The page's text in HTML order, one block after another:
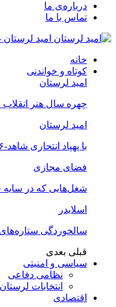
درباره‌ی ما
تماس با ما
امید لرستان
خانه
کوتاه و خواندنی
امید لرستان
چهره سال هنر
امید لرستان
با پهپاد انتحاری شاهد-۱۳۶ بیشتر آشنا شوید
فضای مجازی
شغل‌‌هایی که در سایه
اسلایدر
سالخوردگی ستاره‌های
قبلی بعدی
سیاسی و امنیتی
نظامی دفاعی
انتخابات لرستان
اقتصادی